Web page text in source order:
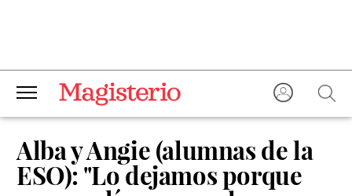
Alba y Angie (alumnas de la
ESO): "Lo dejamos porque